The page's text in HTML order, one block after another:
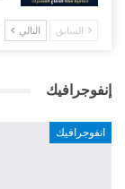
السابق التالي
إنفوجرافيك
انفوجرافيك